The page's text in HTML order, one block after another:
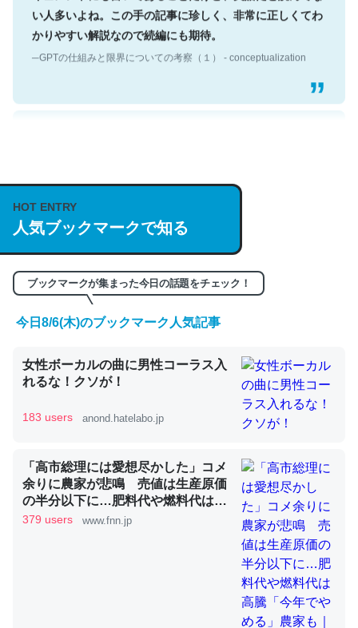
い人多いよね。この手の記事に珍しく、非常に正しくてわ
かりやすい解説なので続編にも期待。
https://isobe324649.hatenablog.com/entry/2023/03/27
/064121
─GPTの仕組みと限界についての考察（１） - conceptualization
くらい。小説でいう「ずっと前の伏線」は回収されないけ
ど、短期記憶というには多い分量。進化すればするほど分
─GPTの仕組みと限界についての考察（１） - conceptualization
昆虫ってカルシウム少ないのか。知らんかった。調べたら
コオロギのカルシウム分はエビの600分の1程度。
─ニュース :: 【研究発表】昆虫学の大問題＝「昆虫はなぜ海にいな
HOT ENTRY
人気ブックマークで知る
ブックマークが集まった今日の話題をチェック！
今日8/6(木)のブックマーク人気記事
女性ボーカルの曲に男性コーラス入
れるな！クソが！
183 users anond.hatelabo.jp
「高市総理には愛想尽かした」コメ
余りに農家が悲鳴 売値は生産原価
の半分以下に…肥料代や燃料代は高
騰「今年でやめる」農家も｜FNNプ
379 users www.fnn.jp